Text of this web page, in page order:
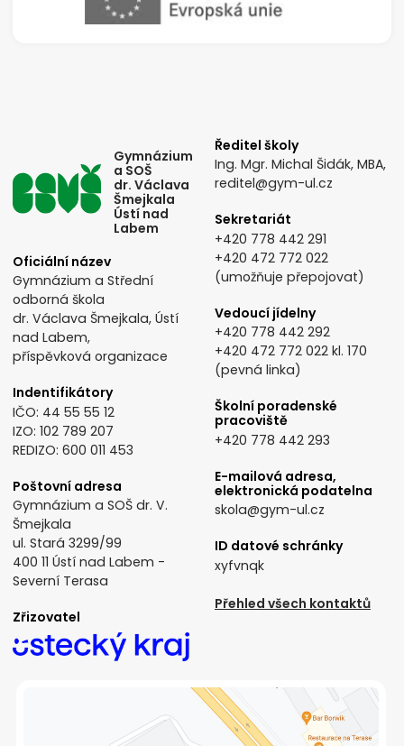
Gymnázium
a SOŠ
dr. Václava
Šmejkala
Ústí nad
Labem
Oficiální název
Gymnázium a Střední
odborná škola
dr. Václava Šmejkala, Ústí
nad Labem,
příspěvková organizace
Indentifikátory
IČO: 44 55 55 12
IZO: 102 789 207
REDIZO: 600 011 453
Poštovní adresa
Gymnázium a SOŠ dr. V.
Šmejkala
ul. Stará 3299/99
400 11 Ústí nad Labem -
Severní Terasa
Zřizovatel
Ředitel školy
Ing. Mgr. Michal Šidák, MBA,
reditel@gym-ul.cz
Sekretariát
+420 778 442 291
+420 472 772 022
(umožňuje přepojovat)
Vedoucí jídelny
+420 778 442 292
+420 472 772 022 kl. 170
(pevná linka)
Školní poradenské
pracoviště
+420 778 442 293
E-mailová adresa,
elektronická podatelna
skola@gym-ul.cz
ID datové schránky
xyfvnqk
Přehled všech kontaktů